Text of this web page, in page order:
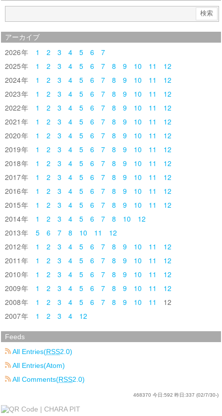
アーカイブ
2026 1 2 3 4 5 6
7
2025
1 2 3 4 5 6 7 8 9 10 11
12
2024
1 2 3 4 5 6 7 8 9 10 11
12
2023
1 2 3 4 5 6 7 8 9 10 11
12
2022
1 2 3 4 5 6 7 8 9 10 11
12
2021
1 2 3 4 5 6 7 8 9 10 11
12
2020
1 2 3 4 5 6 7 8 9 10 11
12
2019
1 2 3 4 5 6 7 8 9 10 11
12
2018
1 2 3 4 5 6 7 8 9 10 11
12
2017
1 2 3 4 5 6 7 8 9 10 11
12
2016
1 2 3 4 5 6 7 8 9 10 11
12
2015
1 2 3 4 5 6 7 8 9 10 11
12
2014
1 2 3 4 5 6 7 8 10
12
2013
5 6 7 8 10 11
12
2012
1 2 3 4 5 6 7 8 9 10 11
12
2011
1 2 3 4 5 6 7 8 9 10 11
12
2010
1 2 3 4 5 6 7 8 9 10 11
12
2009
1 2 3 4 5 6 7 8 9 10 11
12
2008
1 2 3 4 5 6 7 8 9 10 11
12
2007
1 2 3 4 12
Feeds
All Entries(RSS2.0)
All Entries(Atom)
All Comments(RSS2.0)
468370 今日:592 昨日:337 (02/7/30-)